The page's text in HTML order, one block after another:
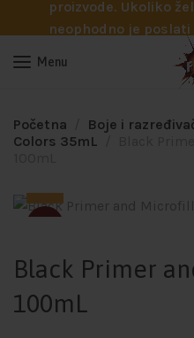
proizvode. Ukoliko
neophodno je
info@flakhobby.com
proizvoda. Svakako
potrebna pomoć oko
Menu
Početna Boje i
Colors 35mL
Black Primer
100mL